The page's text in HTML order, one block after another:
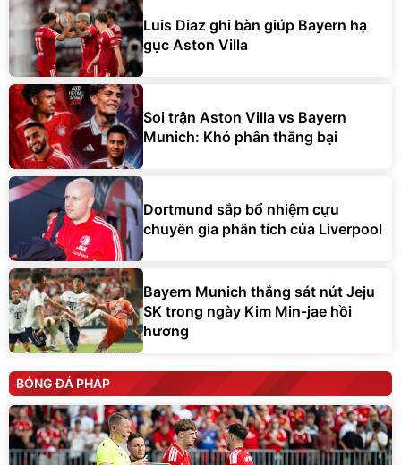
Luis Diaz ghi bàn giúp Bayern hạ
gục Aston Villa
Soi trận Aston Villa vs Bayern
Munich: Khó phân thắng bại
Dortmund sắp bổ nhiệm cựu
chuyên gia phân tích của Liverpool
Bayern Munich thắng sát nút Jeju
SK trong ngày Kim Min-jae hồi
hương
BÓNG ĐÁ PHÁP